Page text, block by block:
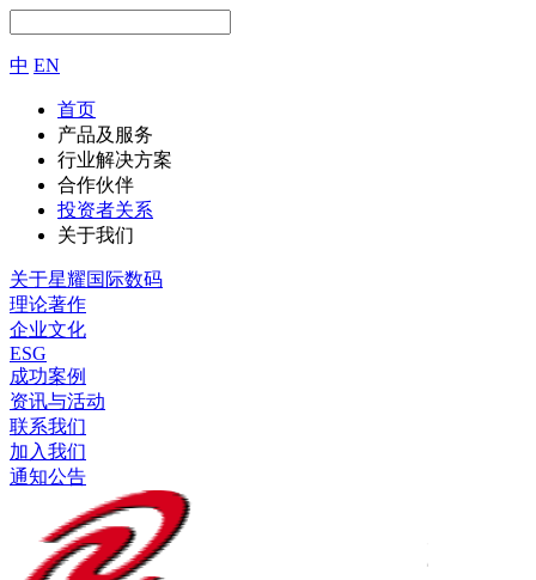
中 EN
首页
产品及服务
行业解决方案
合作伙伴
投资者关系
关于我们
关于星耀国际数码
理论著作
企业文化
ESG
成功案例
资讯与活动
联系我们
加入我们
通知公告